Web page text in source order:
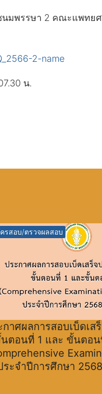
นมพรรษา 2 คณะแพทย
2-name
น.
รสอบ/ตรวจผลสอบ
กาศผลการสอบเบ็ดเส
ตอนที่ 1 และ ขั้นตอ
ระจำปีการศึกษา